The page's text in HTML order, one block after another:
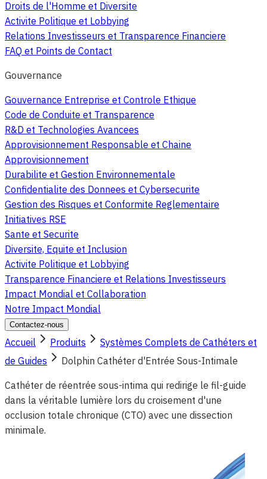
Droits de l'Homme et Diversite
Activite Politique et Lobbying
Relations Investisseurs et Transparence Financiere
FAQ et Points de Contact
Gouvernance
Gouvernance Entreprise et Controle Ethique
Code de Conduite et Transparence
R&D et Technologies Avancees
Approvisionnement Responsable et Chaine
Approvisionnement
Durabilite et Gestion Environnementale
Confidentialite des Donnees et Cybersecurite
Gestion des Risques et Conformite Reglementaire
Initiatives RSE
Sante et Securite
Diversite, Equite et Inclusion
Activite Politique et Lobbying
Transparence Financiere et Relations Investisseurs
Impact Mondial et Collaboration
Notre Impact Mondial
Contactez-nous
Accueil Produits
Systèmes Complets de Cathéters et
de Guides
Dolphin Cathéter d'Entrée Sous-Intimale
Cathéter de réentrée sous-intima qui redirige le fil-guide
dans la véritable lumière lors du croisement d'une
occlusion totale chronique (CTO) avec une dissection
minimale.